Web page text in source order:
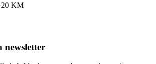
20 KM
newsletter